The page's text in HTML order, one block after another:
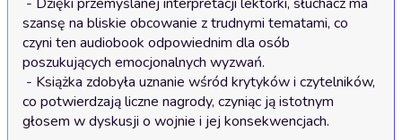
szansę na bliskie obcowanie z trudnymi tematami, co
czyni ten audiobook odpowiednim dla osób
poszukujących emocjonalnych wyzwań.
co potwierdzają liczne nagrody, czyniąc ją istotnym
głosem w dyskusji o wojnie i jej konsekwencjach.